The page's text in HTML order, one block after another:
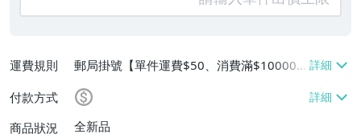
運費規則
郵局掛號【單件運費$50、消費滿$100000
付款方式
商品狀況
全新品